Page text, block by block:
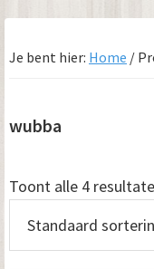
Je bent hier: Home /
wubba
Toont alle 4